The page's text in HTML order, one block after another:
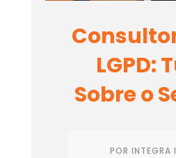
LGPD:
Sobre o
POR INTEGRA